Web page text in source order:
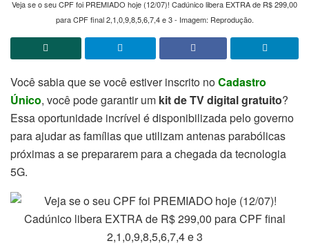
Veja se o seu CPF foi PREMIADO hoje (12/07)! Cadúnico libera EXTRA de R$ 299,00
para CPF final 2,1,0,9,8,5,6,7,4 e 3 - Imagem: Reprodução.
Você sabia que se você estiver inscrito noCadastro
Único, você pode garantir um kit de TV digital gratuito?
Essa oportunidade incrível é disponibilizada pelo governo
para ajudar as famílias que utilizam antenas parabólicas
próximas a se prepararem para a chegada da tecnologia
5G.